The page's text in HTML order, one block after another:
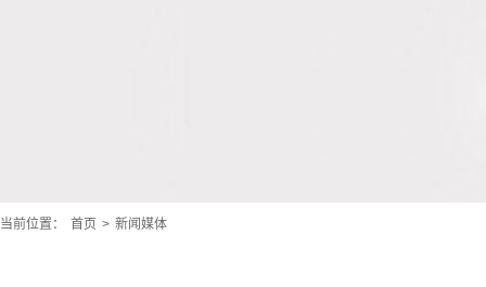
当前位置： 首页 > 新闻媒体